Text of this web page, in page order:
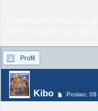
Profil
Kibo Poslao: 08